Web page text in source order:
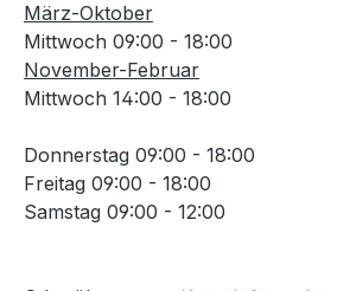
März-Oktober
Mittwoch 09:00 - 18:00
November-Februar
Mittwoch 14:00 - 18:00
Donnerstag 09:00 - 18:00
Freitag 09:00 - 18:00
Samstag 09:00 - 12:00